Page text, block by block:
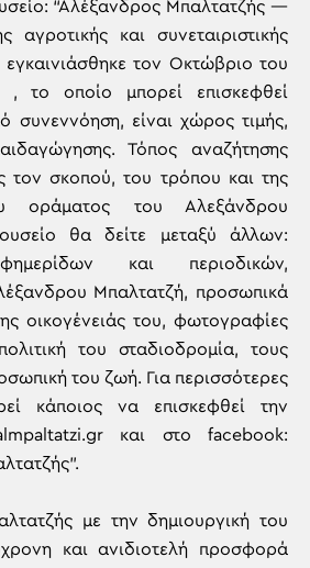
“Αλέξανδρος Μπαλτατζής —
αγροτικής και συνεταιριστικής
εγκαινιάσθηκε τον Οκτώβριο του
το οποίο μπορεί επισκεφθεί
συνεννόηση, είναι χώρος τιμής,
Τόπος αναζήτησης
τον σκοπού, του τρόπου και της
οράματος του Αλεξάνδρου
θα δείτε μεταξύ άλλων:
και περιοδικών,
Μπαλτατζή, προσωπικά
οικογένειάς του, φωτογραφίες
του σταδιοδρομία, τους
του ζωή. Για περισσότερες
κάποιος να επισκεφθεί την
και στο facebook:
με την δημιουργική του
και ανιδιοτελή προσφορά